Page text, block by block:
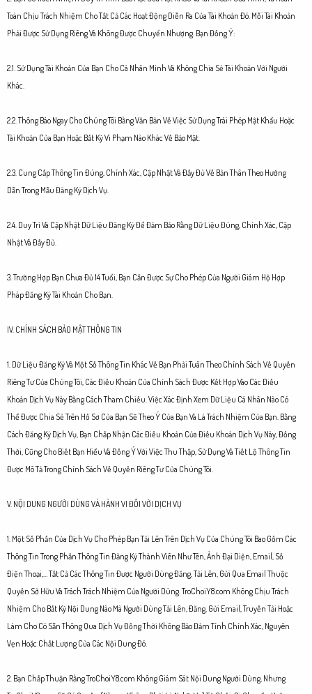
Toàn Chịu Trách Nhiệm Cho Tất Cả Các Hoạt Động Diễn Ra Của Tài Khoản Đó. Mỗi Tài Khoản
Phải Được Sử Dụng Riêng Và Không Được Chuyển Nhượng. Bạn Đồng Ý:
2.1. Sử Dụng Tài Khoản Của Bạn Cho Cá Nhân Mình Và Không Chia Sẻ Tài Khoản Với Người
Khác.
2.2. Thông Báo Ngay Cho Chúng Tôi Bằng Văn Bản Về Việc Sử Dụng Trái Phép Mật Khẩu Hoặc
Tài Khoản Của Bạn Hoặc Bất Kỳ Vi Phạm Nào Khác Về Bảo Mật.
2.3. Cung Cấp Thông Tin Đúng, Chính Xác, Cập Nhật Và Đầy Đủ Về Bản Thân Theo Hướng
Dẫn Trong Mẫu Đăng Ký Dịch Vụ.
2.4. Duy Trì Và Cập Nhật Dữ Liệu Đăng Ký Để Đảm Bảo Rằng Dữ Liệu Đúng, Chính Xác, Cập
Nhật Và Đầy Đủ.
3. Trường Hợp Bạn Chưa Đủ 14 Tuổi, Bạn Cần Được Sự Cho Phép Của Người Giám Hộ Hợp
Pháp Đăng Ký Tài Khoản Cho Bạn.
IV. CHÍNH SÁCH BẢO MẬT THÔNG TIN
1. Dữ Liệu Đăng Ký Và Một Số Thông Tin Khác Về Bạn Phải Tuân Theo Chính Sách Về Quyền
Riêng Tư Của Chúng Tôi, Các Điều Khoản Của Chính Sách Được Kết Hợp Vào Các Điều
Khoản Dịch Vụ Này Bằng Cách Tham Chiếu. Việc Xác Định Xem Dữ Liệu Cá Nhân Nào Có
Thể Được Chia Sẻ Trên Hồ Sơ Của Bạn Sẽ Theo Ý Của Bạn Và Là Trách Nhiệm Của Bạn. Bằng
Cách Đăng Ký Dịch Vụ, Bạn Chấp Nhận Các Điều Khoản Của Điều Khoản Dịch Vụ Này, Đồng
Thời, Cũng Cho Biết Bạn Hiểu Và Đồng Ý Với Việc Thu Thập, Sử Dụng Và Tiết Lộ Thông Tin
Được Mô Tả Trong Chính Sách Về Quyền Riêng Tư Của Chúng Tôi.
V. NỘI DUNG NGƯỜI DÙNG VÀ HÀNH VI ĐỐI VỚI DỊCH VỤ
1. Một Số Phần Của Dịch Vụ Cho Phép Bạn Tải Lên Trên Dịch Vụ Của Chúng Tôi Bao Gồm Các
Thông Tin Trong Phần Thông Tin Đăng Ký Thành Viên Như Tên, Ảnh Đại Diện, Email, Số
Điện Thoại,… Tất Cả Các Thông Tin Được Người Dùng Đăng, Tải Lên, Gửi Qua Email Thuộc
Quyền Sở Hữu Và Trách Trách Nhiệm Của Người Dùng. TroChoiY8.com Không Chịu Trách
Nhiệm Cho Bất Kỳ Nội Dung Nào Mà Người Dùng Tải Lên, Đăng, Gửi Email, Truyền Tải Hoặc
Làm Cho Có Sẵn Thông Qua Dịch Vụ Đồng Thời Không Bảo Đảm Tính Chính Xác, Nguyên
Vẹn Hoặc Chất Lượng Của Các Nội Dung Đó.
2. Bạn Chấp Thuận Rằng TroChoiY8.com Không Giám Sát Nội Dung Người Dùng, Nhưng